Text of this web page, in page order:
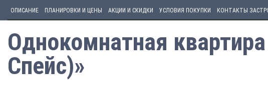
ОПИСАНИЕ ПЛАНИРОВКИ И ЦЕНЫ АКЦИИ И СКИДКИ УСЛОВИЯ ПОКУПКИ КОНТАКТЫ
Однокомнатная
Спейс)»